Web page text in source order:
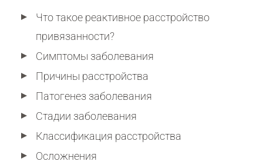
Что такое реактивное расстройство
привязанности?
Симптомы заболевания
Причины расстройства
Патогенез заболевания
Стадии заболевания
Классификация расстройства
Осложнения